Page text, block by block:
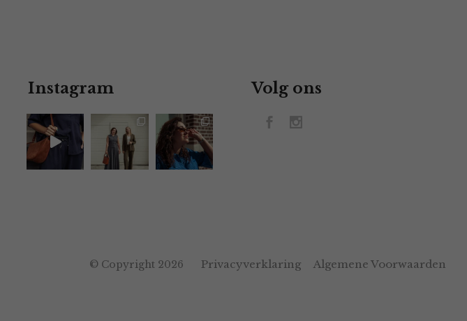
Instagram Volg ons
© Copyright 2026 Privacyverklaring Algemene Voorwaarden